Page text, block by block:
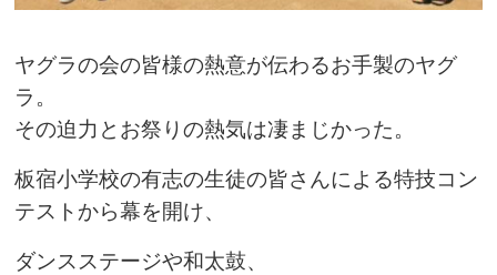
ヤグラの会の皆様の熱意が伝わるお手製のヤグ
ラ。
その迫力とお祭りの熱気は凄まじかった。
板宿小学校の有志の生徒の皆さんによる特技コン
テストから幕を開け、
ダンスステージや和太鼓、